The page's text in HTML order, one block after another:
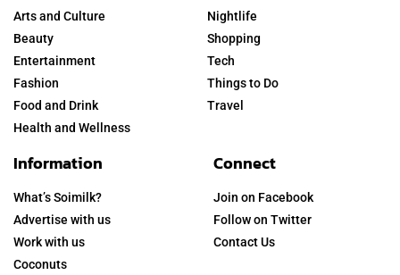
Arts and Culture
Beauty
Entertainment
Fashion
Food and Drink
Health and Wellness
Nightlife
Shopping
Tech
Things to Do
Travel
Information
What’s Soimilk?
Advertise with us
Work with us
Coconuts
Connect
Join on Facebook
Follow on Twitter
Contact Us